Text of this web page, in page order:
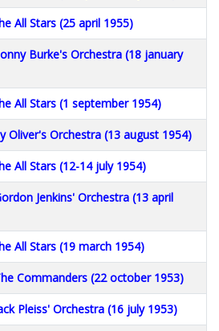
All Stars (25 april 1955)
Burke's Orchestra (18 january
All Stars (1 september 1954)
Oliver's Orchestra (13 august 1954)
All Stars (12-14 july 1954)
Jenkins' Orchestra (13 april
All Stars (19 march 1954)
Commanders (22 october 1953)
Pleiss' Orchestra (16 july 1953)